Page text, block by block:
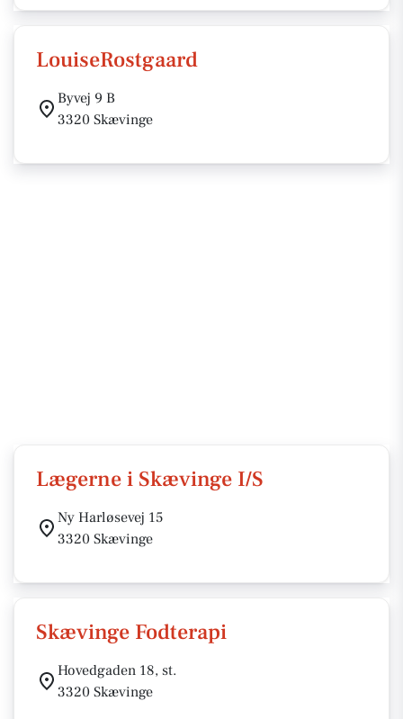
LouiseRostgaard
Byvej 9 B
3320 Skævinge
Lægerne i Skævinge I/S
Ny Harløsevej 15
3320 Skævinge
Skævinge Fodterapi
Hovedgaden 18, st.
3320 Skævinge